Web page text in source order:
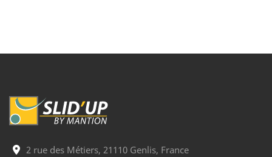
2 rue des Métiers, 21110 Genlis, France